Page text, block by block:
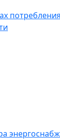
потребления